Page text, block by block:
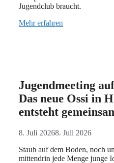
Jugendclub braucht.
Mehr erfahren
Jugendmeeting
Das neue Ossi in
entsteht
8. Juli 20268. Juli 2026
Staub auf dem Boden, noch
mittendrin jede Menge junge